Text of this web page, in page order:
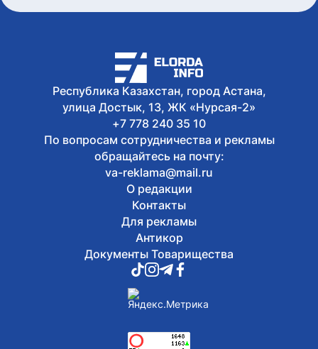
8 августа, 2026
Open air фестиваль JASTAR DAY
состоится в Астане в День молодежи
Республика Казахстан, город Астана,
улица Достык, 13, ЖК «Нурсая-2»
+7 778 240 35 10
По вопросам сотрудничества и рекламы
обращайтесь на почту:
va-reklama@mail.ru
О редакции
Контакты
Для рекламы
Антикор
Документы Товарищества